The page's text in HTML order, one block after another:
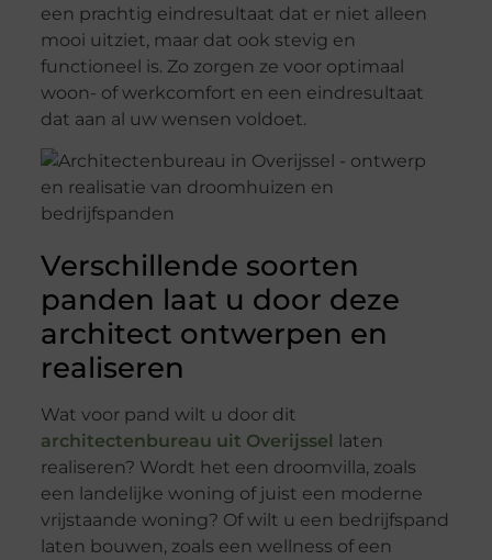
een prachtig eindresultaat dat er niet alleen
mooi uitziet, maar dat ook stevig en
functioneel is. Zo zorgen ze voor optimaal
woon- of werkcomfort en een eindresultaat
dat aan al uw wensen voldoet.
Verschillende soorten
panden laat u door deze
architect ontwerpen en
realiseren
Wat voor pand wilt u door dit
architectenbureau uit Overijssel
laten
realiseren? Wordt het een droomvilla, zoals
een landelijke woning of juist een moderne
vrijstaande woning? Of wilt u een bedrijfspand
laten bouwen, zoals een wellness of een